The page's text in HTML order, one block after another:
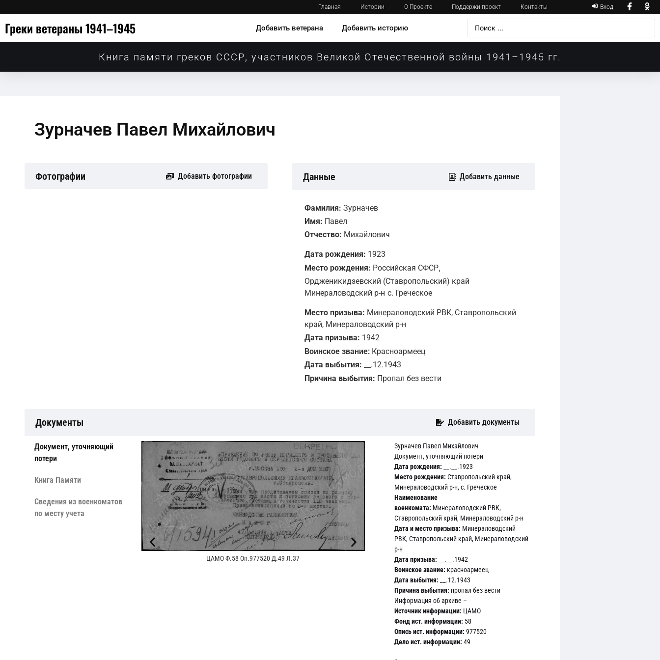
Главная Истории О Проекте Поддержи проект Контакты Вход
Греки ветераны 1941–1945 Добавить ветерана Добавить историю
Книга памяти греков СССР, участников Великой Отечественной войны 1941–1945 гг.
Зурначев Павел Михайлович
Фотографии Добавить фотографии Данные Добавить данные
Фамилия: Зурначев
Имя: Павел
Отчество: Михайлович
Дата рождения: 1923
Место рождения: Российская СФСР,
Ордженикидзевский (Ставропольский) край
Минераловодский р-н с. Греческое
Место призыва: Минераловодский РВК, Ставропольский
край, Минераловодский р-н
Дата призыва: 1942
Воинское звание: Красноармеец
Дата выбытия: __.12.1943
Причина выбытия: Пропал без вести
Документы Добавить документы
Документ, уточняющий
потери
Книга Памяти
Сведения из военкоматов
по месту учета
ЦАМО Ф.58 Оп.977520 Д.49 Л.37 ЦАМО Ф.58 Оп.977520 Д.49 Л.37об
Зурначев Павел Михайлович
Документ, уточняющий потери
Дата рождения: __.__.1923
Место рождения: Ставропольский край,
Минераловодский р-н, с. Греческое
Наименование
военкомата: Минераловодский РВК,
Ставропольский край, Минераловодский р-н
Дата и место призыва: Минераловодский
РВК, Ставропольский край, Минераловодский
р-н
Дата призыва: __.__.1942
Воинское звание: красноармеец
Дата выбытия: __.12.1943
Причина выбытия: пропал без вести
Информация об архиве –
Источник информации: ЦАМО
Фонд ист. информации: 58
Опись ист. информации: 977520
Дело ист. информации: 49